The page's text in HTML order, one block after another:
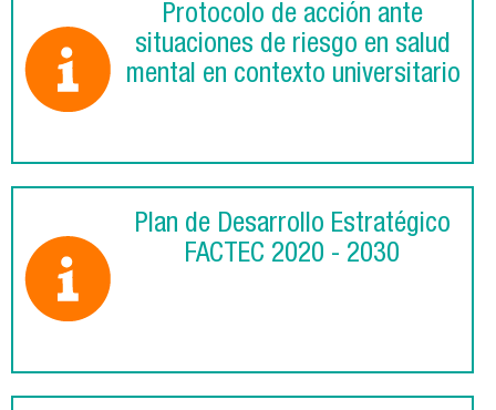
Protocolo de acción ante
situaciones de riesgo en salud
mental en contexto universitario
Plan de Desarrollo Estratégico
FACTEC 2020 - 2030